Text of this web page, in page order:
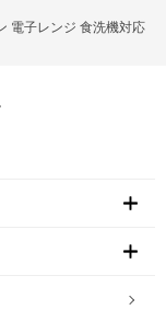
電子レンジ 食洗機対応